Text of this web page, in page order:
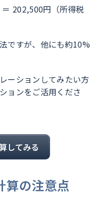
202,500円（所得税
ですが、他にも約10%
ーションしてみたい方
ョンをご活用くださ
してみる
算の注意点